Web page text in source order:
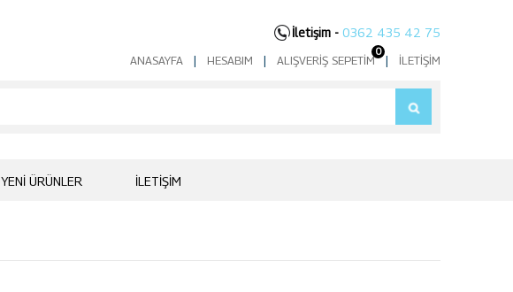
ANASAYFA | HESABIM | ALIŞVERIŞ SEPETIM| İLETIŞIM
İletişim - 0362 435 42 75
0
YENI ÜRÜNLER İLETIŞIM